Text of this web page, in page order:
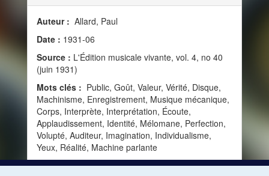
Auteur : Allard, Paul
Date : 1931-06
Source : L'Édition musicale vivante, vol. 4, no 40
(juin 1931)
Mots clés : Public, Goût, Valeur, Vérité, Disque,
Machinisme, Enregistrement, Musique mécanique,
Corps, Interprète, Interprétation, Écoute,
Applaudissement, Identité, Mélomane, Perfection,
Volupté, Auditeur, Imagination, Individualisme,
Yeux, Réalité, Machine parlante